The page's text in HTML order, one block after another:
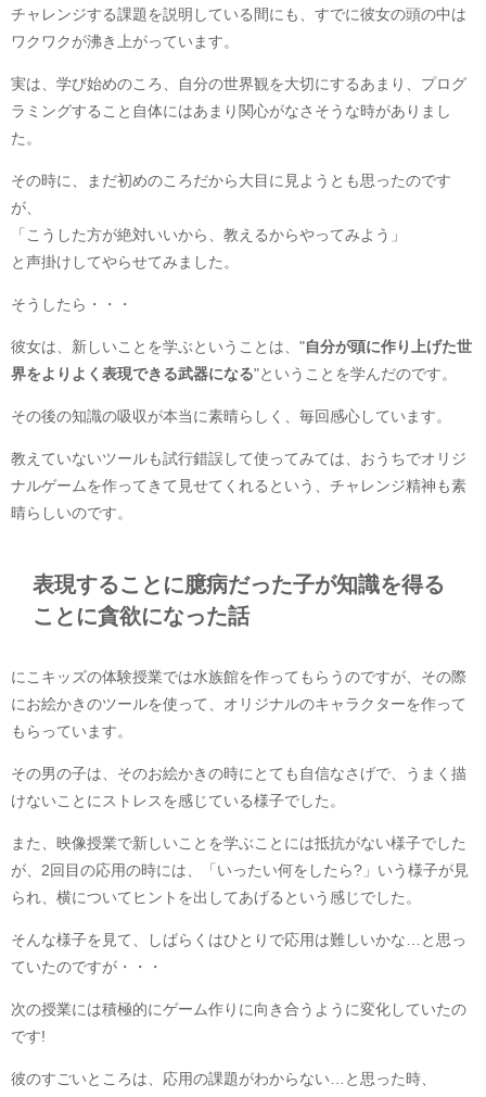
チャレンジする課題を説明している間にも、すでに彼女の頭の中は
ワクワクが沸き上がっています。
実は、学び始めのころ、自分の世界観を大切にするあまり、プログ
ラミングすること自体にはあまり関心がなさそうな時がありまし
た。
その時に、まだ初めのころだから大目に見ようとも思ったのです
が、
「こうした方が絶対いいから、教えるからやってみよう」
と声掛けしてやらせてみました。
そうしたら・・・
彼女は、新しいことを学ぶということは、"自分が頭に作り上げた世
界をよりよく表現できる武器になる"ということを学んだのです。
その後の知識の吸収が本当に素晴らしく、毎回感心しています。
教えていないツールも試行錯誤して使ってみては、おうちでオリジ
ナルゲームを作ってきて見せてくれるという、チャレンジ精神も素
晴らしいのです。
表現することに臆病だった子が知識を得る
ことに貪欲になった話
にこキッズの体験授業では水族館を作ってもらうのですが、その際
にお絵かきのツールを使って、オリジナルのキャラクターを作って
もらっています。
その男の子は、そのお絵かきの時にとても自信なさげで、うまく描
けないことにストレスを感じている様子でした。
また、映像授業で新しいことを学ぶことには抵抗がない様子でした
が、2回目の応用の時には、「いったい何をしたら?」いう様子が見
られ、横についてヒントを出してあげるという感じでした。
そんな様子を見て、しばらくはひとりで応用は難しいかな…と思っ
ていたのですが・・・
次の授業には積極的にゲーム作りに向き合うように変化していたの
です!
彼のすごいところは、応用の課題がわからない…と思った時、